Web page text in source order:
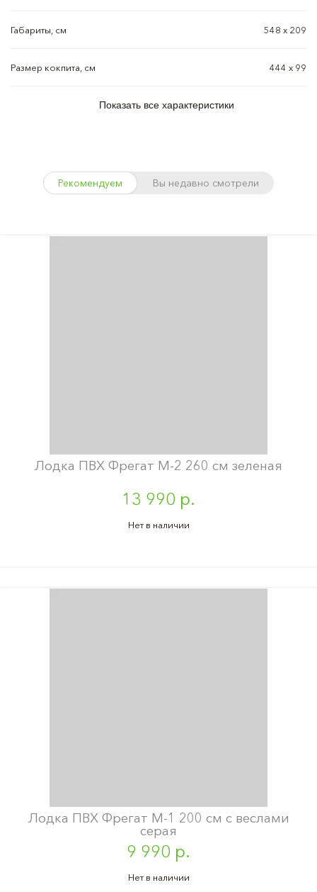
Габариты, см 548 х 209
Размер кокпита, см 444 х 99
Показать все характеристики
Рекомендуем Вы недавно смотрели
Лодка ПВХ Фрегат М-2 260 см зеленая
13 990 р.
Нет в наличии
Лодка ПВХ Фрегат М-1 200 см с веслами
серая
9 990 р.
Нет в наличии